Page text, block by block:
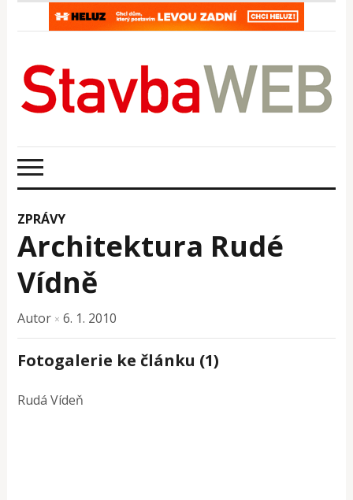
ZPRÁVY
Architektura Rudé
Vídně
Autor × 6. 1. 2010
Fotogalerie ke článku (1)
Rudá Vídeň